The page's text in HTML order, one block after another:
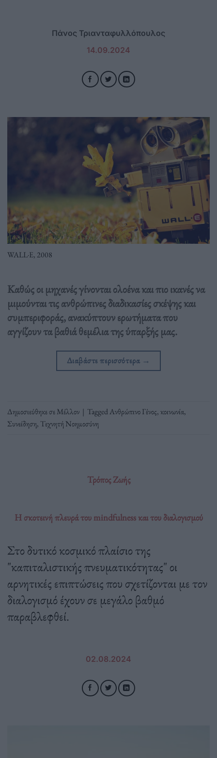
Πάνος Τριανταφυλλόπουλος
14.09.2024
WALL·E, 2008
Καθώς οι μηχανές γίνονται ολοένα και πιο ικανές να
μιμούνται τις ανθρώπινες διαδικασίες σκέψης και
συμπεριφοράς, ανακύπτουν ερωτήματα που
αγγίζουν τα βαθιά θεμέλια της ύπαρξής μας.
Διαβάστε περισσότερα →
Δημοσιεύθηκε σεΜέλλον | TaggedΑνθρώπινο Γένος,κοινωνία,
Συνείδηση, Τεχνητή Νοημοσύνη
Τρόπος Ζωής
Η σκοτεινή πλευρά του mindfulness και του διαλογισμού
Στο δυτικό κοσμικό πλαίσιο της
"καπιταλιστικής πνευματικότητας" οι
αρνητικές επιπτώσεις που σχετίζονται με τον
διαλογισμό έχουν σε μεγάλο βαθμό
παραβλεφθεί.
02.08.2024